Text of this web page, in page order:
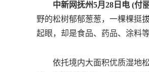
中新网抚州5月28日电 (付
野的松树郁郁葱葱，一棵棵挺
起眼，却是食品、药品、涂料
依托境内大面积优质湿地松